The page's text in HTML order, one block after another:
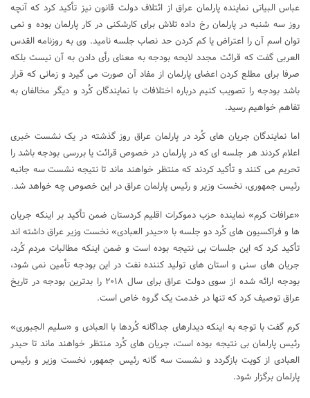
عباس البیاتی نماینده پارلمان عراق از ائتلاف دولت قانون نیز تأکید کرد که آنچه
روز سه شنبه در پارلمان رخ داده تلاش برای کارشکنی در کار پارلمان بوده و نمی
توان اسم آن را اعتراض یا کم کردن حد نصاب جلسه نامید. وی به روزنامه القدس
العربی گفت که قرائت مجدد لایحه بودجه به معنای رأی دادن به آن نیست بلکه
صرفا برای مطلع کردن اعضای پارلمان از مفاد آن صورت می گیرد و زمانی که قرار
باشد بودجه را تصویب کنیم درباره اختلافات با نمایندگان کُرد و دیگر مخالفان به
تفاهم خواهیم رسید.
اما نمایندگان جریان های کُرد در پارلمان عراق روز گذشته در یک نشست خبری
اعلام کردند هر جلسه ای که در پارلمان در خصوص قرائت یا بررسی بودجه باشد را
تحریم می کنند و تأکید کردند که منتظر خواهند ماند تا نتیجه نشست سه جانبه
رئیس جمهوری، نخست وزیر و رئیس پارلمان عراق در این خصوص چه خواهد شد.
«عرافات کرم» نماینده حزب دموکرات اقلیم کردستان ضمن تأکید بر اینکه جریان
ها و فراکسیون های کُرد دو جلسه با «حیدر العبادی» نخست وزیر عراق داشته اند
تأکید کرد که این جلسات بی نتیجه بوده است و ضمن اینکه مطالبات مردم کُرد،
جریان های سنی و استان های تولید کننده نفت در این بودجه تأمین نمی شود،
بودجه ارائه شده از سوی دولت عراق برای سال ۲۰۱۸ را بدترین بودجه در تاریخ
عراق توصیف کرد که تنها در خدمت یک گروه خاص است.
کرم گفت با توجه به اینکه دیدارهای جداگانه کُردها با العبادی و «سلیم الجبوری»
رئیس پارلمان بی نتیجه بوده است، جریان های کُرد منتظر خواهند ماند تا حیدر
العبادی از کویت بازگردد و نشست سه گانه رئیس جمهور، نخست وزیر و رئیس
پارلمان برگزار شود.